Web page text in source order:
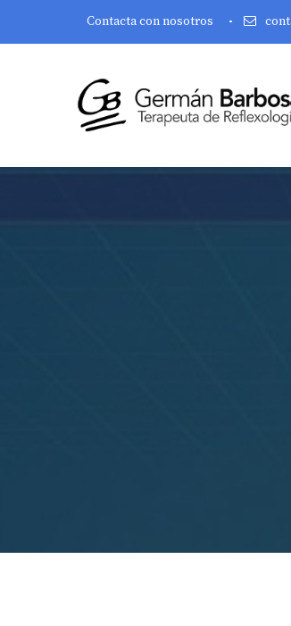
Contacta con nosotros